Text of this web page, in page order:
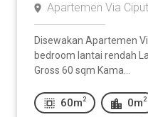
Apartemen Via
Disewakan Apartemen
bedroom lantai rendah
Gross 60 sqm Kama...
60m 2 0m 2